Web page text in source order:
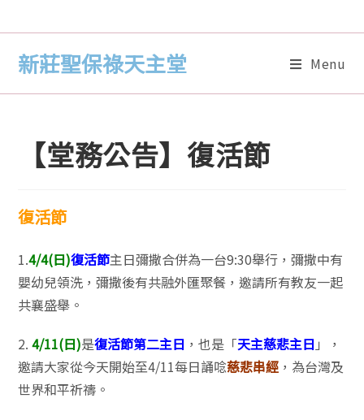
新莊聖保祿天主堂 Menu
【堂務公告】復活節
復活節
1.4/4(日)復活節主日彌撒合併為一台9:30舉行，彌撒中有
嬰幼兒領洗，彌撒後有共融外匯聚餐，邀請所有教友一起
共襄盛舉。
2.4/11(日)是復活節第二主日 ，也是「天主慈悲主日 」，
邀請大家從今天開始至4/11每日誦唸慈悲串經 ，為台灣及
世界和平祈禱。